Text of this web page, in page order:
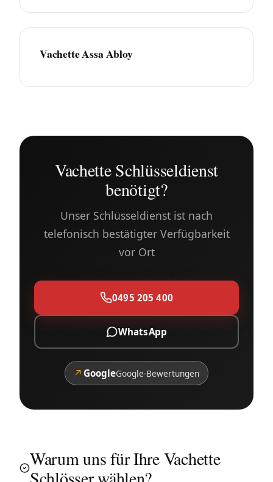
Vachette Assa Abloy
Vachette Schlüsseldienst
benötigt?
Unser Schlüsseldienst ist nach
telefonisch bestätigter Verfügbarkeit
vor Ort
0495 205 400
WhatsApp
↗ GoogleGoogle-Bewertungen
Warum uns für Ihre Vachette